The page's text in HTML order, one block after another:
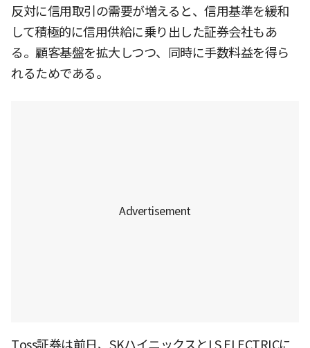
反対に信用取引の需要が増えると、信用基準を緩和
して積極的に信用供給に乗り出した証券会社もあ
る。顧客基盤を拡大しつつ、同時に手数料益を得ら
れるためである。
Toss証券は前日、SKハイニックスとLS ELECTRICに